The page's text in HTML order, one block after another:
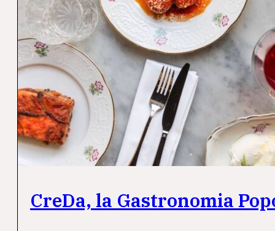
CreDa, la Gastronomia